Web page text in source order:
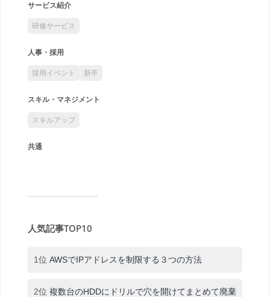
サービス紹介
研修サービス
人事・採用
採用イベント 新卒
スキル・マネジメント
スキルアップ
共通
人気記事TOP10
1位 AWSでIPアドレスを制限する３つの方法
2位 複数台のHDDにドリルで穴を開けてまとめて廃棄